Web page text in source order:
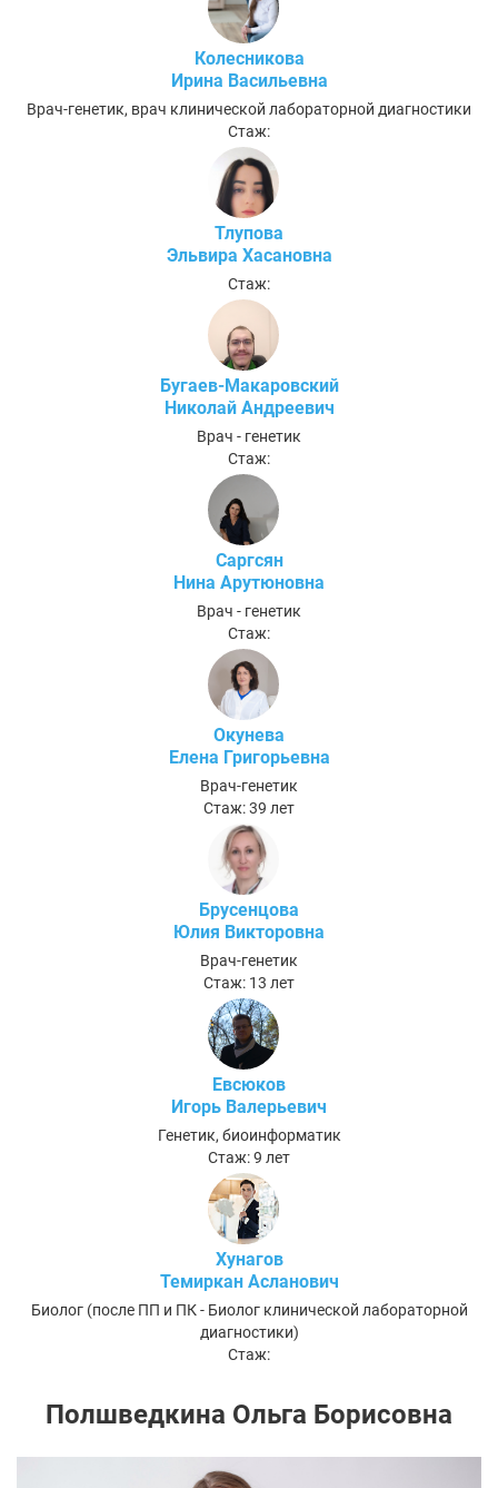
Колесникова
Ирина Васильевна
Врач-генетик, врач клинической лабораторной диагностики
Стаж:
Тлупова
Эльвира Хасановна
Стаж:
Бугаев-Макаровский
Николай Андреевич
Врач - генетик
Стаж:
Саргсян
Нина Арутюновна
Врач - генетик
Стаж:
Окунева
Елена Григорьевна
Врач-генетик
Стаж: 39 лет
Брусенцова
Юлия Викторовна
Врач-генетик
Стаж: 13 лет
Евсюков
Игорь Валерьевич
Генетик, биоинформатик
Стаж: 9 лет
Хунагов
Темиркан Асланович
Биолог (после ПП и ПК - Биолог клинической лабораторной
диагностики)
Стаж:
Полшведкина Ольга Борисовна